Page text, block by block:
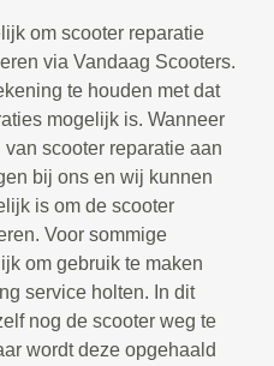
om scooter reparatie
via Vandaag Scooters.
te houden met dat
mogelijk is. Wanneer
scooter reparatie aan
bij ons en wij kunnen
is om de scooter
Voor sommige
om gebruik te maken
service holten. In dit
nog de scooter weg te
wordt deze opgehaald